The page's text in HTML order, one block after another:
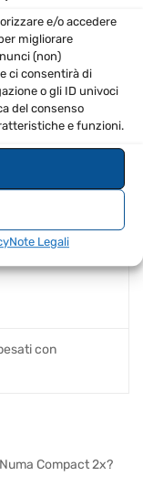
e/o accedere
migliorare
(non)
ci consentirà di
o gli ID univoci
del consenso
e funzioni.
Note Legali
mm
con
Compact 2x?